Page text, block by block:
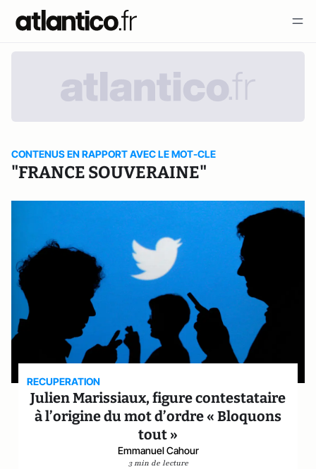
CONTENUS EN RAPPORT AVEC LE MOT-CLE
"FRANCE SOUVERAINE"
RECUPERATION
Julien Marissiaux, figure contestataire
à l’origine du mot d’ordre « Bloquons
tout »
Emmanuel Cahour
3 min de lecture